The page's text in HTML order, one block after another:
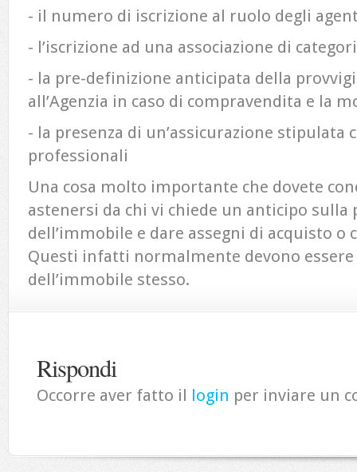
- il numero di iscrizione al ruolo degli
- l’iscrizione ad una associazione di
- la pre-definizione anticipata della
all’Agenzia in caso di compravendita e la
- la presenza di un’assicurazione stipulata
professionali
Una cosa molto importante che dovete
astenersi da chi vi chiede un anticipo sulla
dell’immobile e dare assegni di acquisto o
Questi infatti normalmente devono
dell’immobile stesso.
Rispondi
Occorre aver fatto il login per inviare un